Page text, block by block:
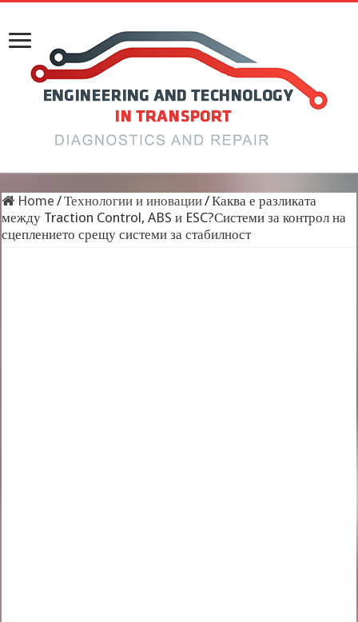
Home /Технологии и иновации/Каква е разликата
между Traction Control, ABS и ESC?Системи за контрол на
сцеплението срещу системи за стабилност